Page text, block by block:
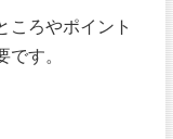
ころやポイント
す。